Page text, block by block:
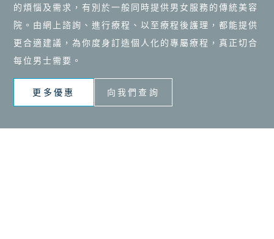
的煩惱及需求，有別於一般同時提供男女服務的傳統美容
院。由網上諮詢、進行療程、以至療程後護理，都能提供
更合適建議，為你度身訂造個人化的專屬療程，真正切合
每位男士需要。
更多優惠 向我們查詢